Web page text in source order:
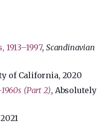
, Scandinavian
of California, 2020
(Part 2), Absolutely